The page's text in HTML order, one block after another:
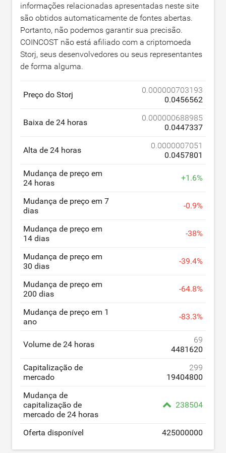
informações relacionadas apresentadas neste site
são obtidos automaticamente de fontes abertas.
Portanto, não podemos garantir sua precisão.
COINCOST não está afiliado com a criptomoeda
Storj, seus desenvolvedores ou seus representantes
de forma alguma.
Preço do Storj
0.000000703193
0.0456562
Baixa de 24 horas
0.000000688985
0.0447337
Alta de 24 horas
0.0000007051
0.0457801
Mudança de preço em
24 horas
+1.6%
Mudança de preço em 7
dias
-0.9%
Mudança de preço em
14 dias
-38%
Mudança de preço em
30 dias
-39.4%
Mudança de preço em
200 dias
-64.8%
Mudança de preço em 1
ano
-83.3%
Volume de 24 horas
69
4481620
Capitalização de
mercado
299
19404800
Mudança de
capitalização de
mercado de 24 horas
238504
Oferta disponível 425000000